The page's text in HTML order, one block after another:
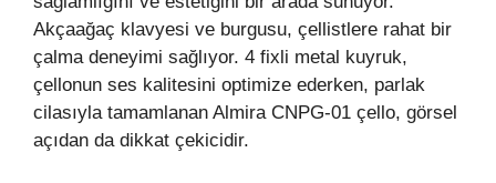
Akçaağaç klavyesi ve burgusu, çellistlere rahat bir
çalma deneyimi sağlıyor. 4 fixli metal kuyruk,
çellonun ses kalitesini optimize ederken, parlak
cilasıyla tamamlanan Almira CNPG-01 çello, görsel
açıdan da dikkat çekicidir.